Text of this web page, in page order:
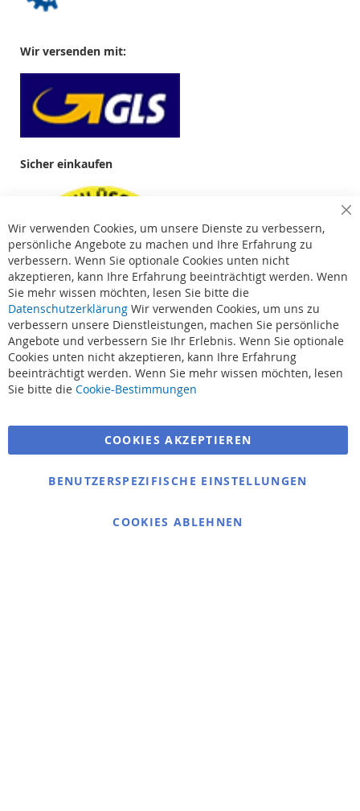
Wir versenden mit:
Sicher einkaufen
Suchbegriffe
Bestellungen und Rücksendungen
Kontaktieren Sie uns
Cookie Einstellungen
Wir verwenden Cookies, um unsere Dienste zu verbessern,
persönliche Angebote zu machen und Ihre Erfahrung zu
verbessern. Wenn Sie optionale Cookies unten nicht
akzeptieren, kann Ihre Erfahrung beeinträchtigt werden. Wenn
Sie mehr wissen möchten, lesen Sie bitte die
Datenschutzerklärung Wir verwenden Cookies, um uns zu
verbessern unsere Dienstleistungen, machen Sie persönliche
Angebote und verbessern Sie Ihr Erlebnis. Wenn Sie optionale
Cookies unten nicht akzeptieren, kann Ihre Erfahrung
beeinträchtigt werden. Wenn Sie mehr wissen möchten, lesen
Sie bitte die Cookie-Bestimmungen
COOKIES AKZEPTIEREN
BENUTZERSPEZIFISCHE EINSTELLUNGEN
COOKIES ABLEHNEN